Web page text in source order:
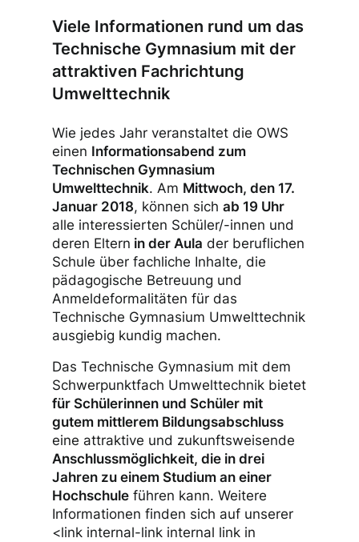
Viele Informationen rund um das
Technische Gymnasium mit der
attraktiven Fachrichtung
Umwelttechnik
Wie jedes Jahr veranstaltet die OWS
einen Informationsabend zum
Technischen Gymnasium
Umwelttechnik. Am Mittwoch, den 17.
Januar 2018, können sich ab 19 Uhr
alle interessierten Schüler/-innen und
deren Eltern in der Aula der beruflichen
Schule über fachliche Inhalte, die
pädagogische Betreuung und
Anmeldeformalitäten für das
Technische Gymnasium Umwelttechnik
ausgiebig kundig machen.
Das Technische Gymnasium mit dem
Schwerpunktfach Umwelttechnik bietet
für Schülerinnen und Schüler mit
gutem mittlerem Bildungsabschluss
eine attraktive und zukunftsweisende
Anschlussmöglichkeit, die in drei
Jahren zu einem Studium an einer
Hochschule führen kann. Weitere
Informationen finden sich auf unserer
<link internal-link internal link in